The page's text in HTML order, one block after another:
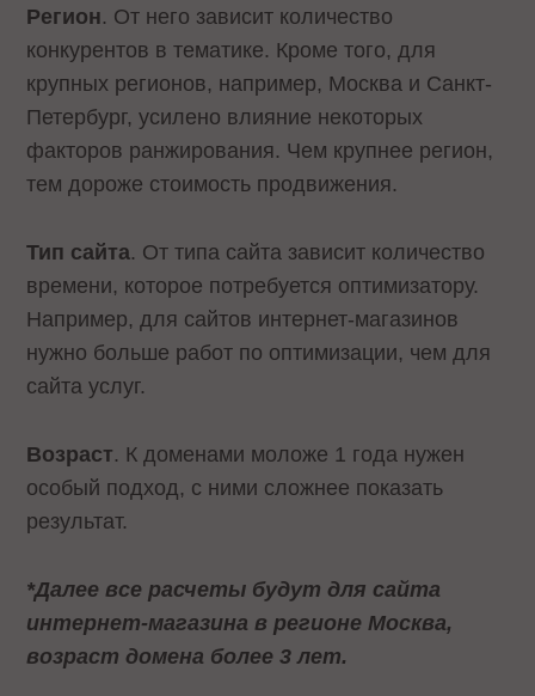
Регион. От него зависит количество
конкурентов в тематике. Кроме того, для
крупных регионов, например, Москва и Санкт-
Петербург, усилено влияние некоторых
факторов ранжирования. Чем крупнее регион,
тем дороже стоимость продвижения.
Тип сайта. От типа сайта зависит количество
времени, которое потребуется оптимизатору.
Например, для сайтов интернет-магазинов
нужно больше работ по оптимизации, чем для
сайта услуг.
Возраст. К доменами моложе 1 года нужен
особый подход, с ними сложнее показать
результат.
*Далее все расчеты будут для сайта
интернет-магазина в регионе Москва,
возраст домена более 3 лет.